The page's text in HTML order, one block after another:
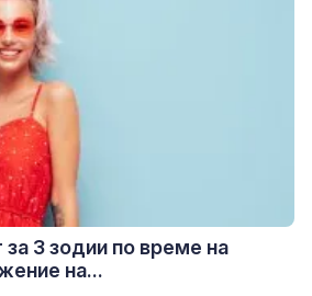
3 зодии по време на
на...